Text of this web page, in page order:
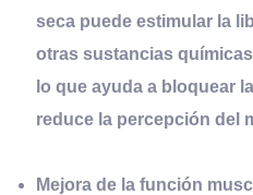
seca puede estimular la
otras sustancias
lo que ayuda a bloquear
reduce la percepción del
Mejora de la función